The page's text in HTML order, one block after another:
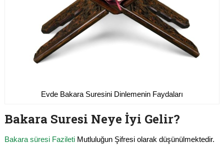
Evde Bakara Suresini Dinlemenin Faydaları
Bakara Suresi Neye İyi Gelir?
Bakara süresi FaziletiMutluluğun Şifresi olarak düşünülmektedir.